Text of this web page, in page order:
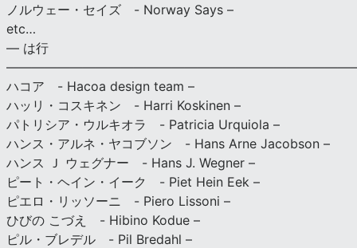
ノルウェー・セイズ - Norway Says –
etc…
— は行
ハコア - Hacoa design team –
ハッリ・コスキネン - Harri Koskinen –
パトリシア・ウルキオラ - Patricia Urquiola –
ハンス・アルネ・ヤコブソン - Hans Arne Jacobson –
ハンス Ｊ ウェグナー - Hans J. Wegner –
ピート・ヘイン・イーク - Piet Hein Eek –
ピエロ・リッソーニ - Piero Lissoni –
ひびの こづえ - Hibino Kodue –
ピル・ブレデル - Pil Bredahl –